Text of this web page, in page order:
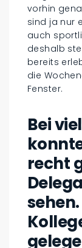
vorhin
sind ja nur
auch
deshalb
bereits
die
Fenster.
Bei
recht